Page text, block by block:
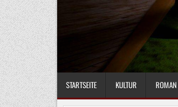
STARTSEITE KULTUR ROMAN